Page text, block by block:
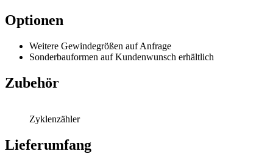
Optionen
Weitere Gewindegrößen auf Anfrage
Sonderbauformen auf Kundenwunsch erhältlich
Zubehör
Zyklenzähler
Lieferumfang